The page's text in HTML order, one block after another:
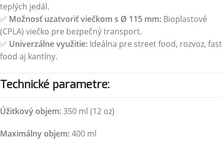
teplých jedál.
✅ Možnosť uzatvoriť viečkom s Ø 115 mm: Bioplastové
(CPLA) viečko pre bezpečný transport.
✅ Univerzálne využitie: Ideálna pre street food, rozvoz, fast
food aj kantíny.
Technické parametre:
Úžitkový objem:350 ml (12 oz)
Maximálny objem:400 ml